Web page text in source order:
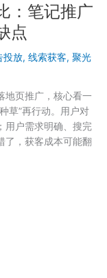
：笔记推广
点
投放, 线索获客, 聚光
地页推广，核心看一
草”再行动。用户对
用户需求明确、搜完
了，获客成本可能翻